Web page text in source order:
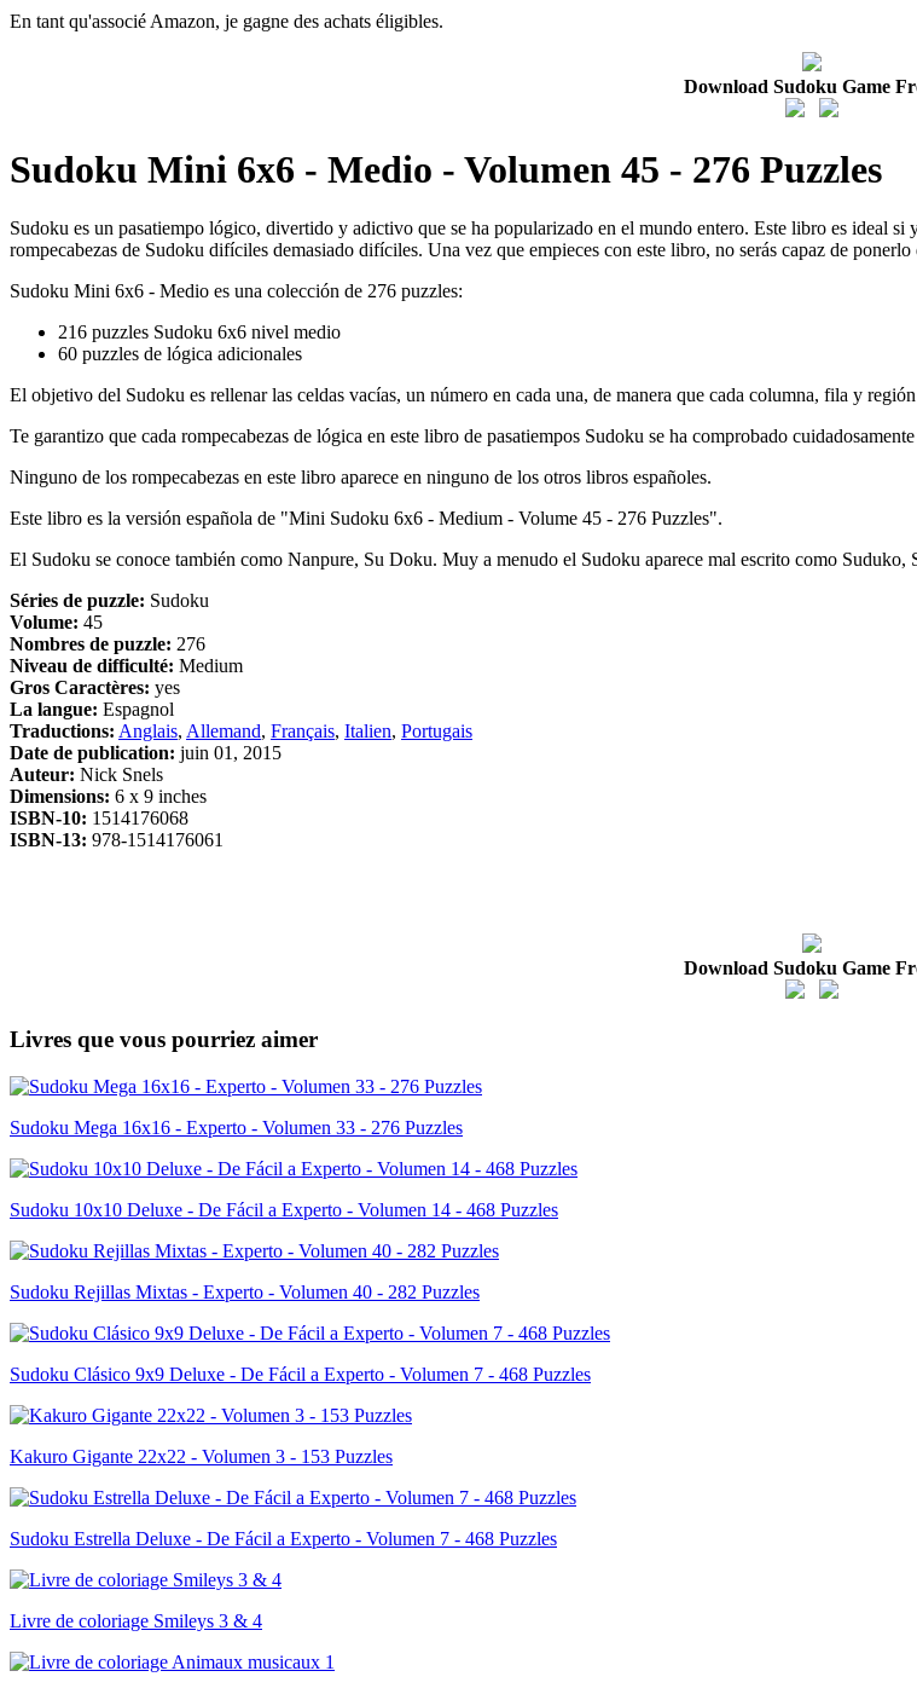
En tant qu'associé Amazon, je gagne des achats éligibles.
Download Sudoku Game
Sudoku Mini 6x6 - Medio - Volumen 45 - 276 Puzzles
Sudoku es un pasatiempo lógico, divertido y adictivo que se ha popularizado en el mundo entero. Este libro es ideal si
rompecabezas de Sudoku difíciles demasiado difíciles. Una vez que empieces con este libro, no serás capaz de
Sudoku Mini 6x6 - Medio es una colección de 276 puzzles:
216 puzzles Sudoku 6x6 nivel medio
60 puzzles de lógica adicionales
El objetivo del Sudoku es rellenar las celdas vacías, un número en cada una, de manera que cada columna, fila y
Te garantizo que cada rompecabezas de lógica en este libro de pasatiempos Sudoku se ha comprobado
Ninguno de los rompecabezas en este libro aparece en ninguno de los otros libros españoles.
Este libro es la versión española de "Mini Sudoku 6x6 - Medium - Volume 45 - 276 Puzzles".
El Sudoku se conoce también como Nanpure, Su Doku. Muy a menudo el Sudoku aparece mal escrito como
Séries de puzzle: Sudoku
Volume: 45
Nombres de puzzle: 276
Niveau de difficulté: Medium
Gros Caractères: yes
La langue: Espagnol
Traductions: Anglais, Allemand, Français, Italien, Portugais
Date de publication: juin 01, 2015
Auteur: Nick Snels
Dimensions: 6 x 9 inches
ISBN-10: 1514176068
ISBN-13: 978-1514176061
Download Sudoku Game
Livres que vous pourriez aimer
Sudoku Mega 16x16 - Experto - Volumen 33 - 276 Puzzles
Sudoku 10x10 Deluxe - De Fácil a Experto - Volumen 14 - 468 Puzzles
Sudoku Rejillas Mixtas - Experto - Volumen 40 - 282 Puzzles
Sudoku Clásico 9x9 Deluxe - De Fácil a Experto - Volumen 7 - 468 Puzzles
Kakuro Gigante 22x22 - Volumen 3 - 153 Puzzles
Sudoku Estrella Deluxe - De Fácil a Experto - Volumen 7 - 468 Puzzles
Livre de coloriage Smileys 3 & 4